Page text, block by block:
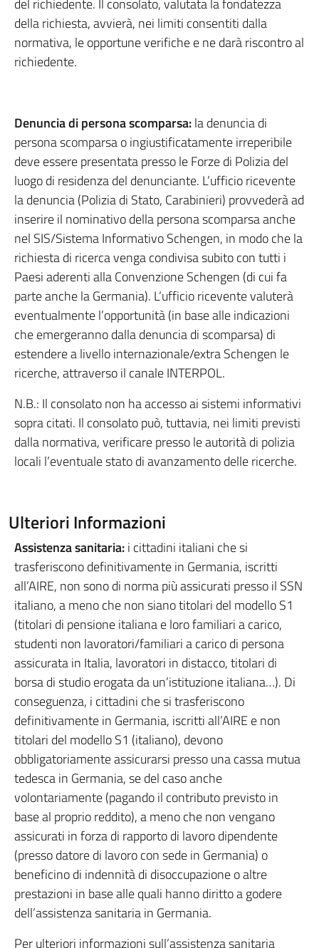
del richiedente. Il consolato, valutata la fondatezza
della richiesta, avvierà, nei limiti consentiti dalla
normativa, le opportune verifiche e ne darà riscontro al
richiedente.
Denuncia di persona scomparsa:la denuncia di
persona scomparsa o ingiustificatamente irreperibile
deve essere presentata presso le Forze di Polizia del
luogo di residenza del denunciante. L’ufficio ricevente
la denuncia (Polizia di Stato, Carabinieri) provvederà ad
inserire il nominativo della persona scomparsa anche
nel SIS/Sistema Informativo Schengen, in modo che la
richiesta di ricerca venga condivisa subito con tutti i
Paesi aderenti alla Convenzione Schengen (di cui fa
parte anche la Germania). L’ufficio ricevente valuterà
eventualmente l’opportunità (in base alle indicazioni
che emergeranno dalla denuncia di scomparsa) di
estendere a livello internazionale/extra Schengen le
ricerche, attraverso il canale INTERPOL.
N.B.: Il consolato non ha accesso ai sistemi informativi
sopra citati. Il consolato può, tuttavia, nei limiti previsti
dalla normativa, verificare presso le autorità di polizia
locali l’eventuale stato di avanzamento delle ricerche.
Ulteriori Informazioni
Assistenza sanitaria:i cittadini italiani che si
trasferiscono definitivamente in Germania, iscritti
all’AIRE, non sono di norma più assicurati presso il SSN
italiano, a meno che non siano titolari del modello S1
(titolari di pensione italiana e loro familiari a carico,
studenti non lavoratori/familiari a carico di persona
assicurata in Italia, lavoratori in distacco, titolari di
borsa di studio erogata da un’istituzione italiana…). Di
conseguenza, i cittadini che si trasferiscono
definitivamente in Germania, iscritti all’AIRE e non
titolari del modello S1 (italiano), devono
obbligatoriamente assicurarsi presso una cassa mutua
tedesca in Germania, se del caso anche
volontariamente (pagando il contributo previsto in
base al proprio reddito), a meno che non vengano
assicurati in forza di rapporto di lavoro dipendente
(presso datore di lavoro con sede in Germania) o
beneficino di indennità di disoccupazione o altre
prestazioni in base alle quali hanno diritto a godere
dell’assistenza sanitaria in Germania.
Per ulteriori informazioni sull’assistenza sanitaria